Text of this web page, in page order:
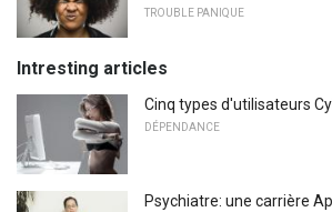
TROUBLE PANIQUE
Intresting articles
Cinq types d'utilisateurs
DÉPENDANCE
Psychiatre: une carrière